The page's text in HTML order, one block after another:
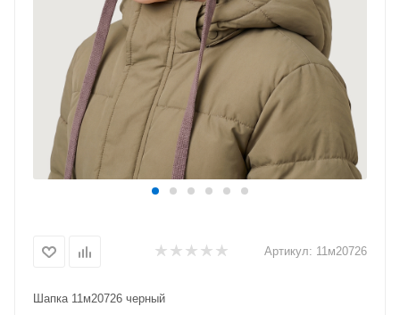
Артикул: 11м20726
Шапка 11м20726 черный